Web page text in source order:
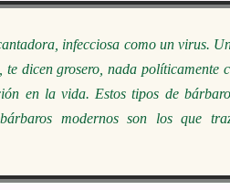
infecciosa como un virus.
te dicen grosero, nada
en la vida. Estos tipos de
modernos son los que